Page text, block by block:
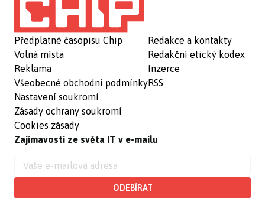
Předplatné časopisu Chip
Volná místa
Reklama
Všeobecné obchodní podmínky
Nastavení soukromí
Zásady ochrany soukromí
Cookies zásady
Redakce a kontakty
Redakční etický kodex
Inzerce
RSS
Zajímavosti ze světa IT v e-mailu
ODEBÍRAT